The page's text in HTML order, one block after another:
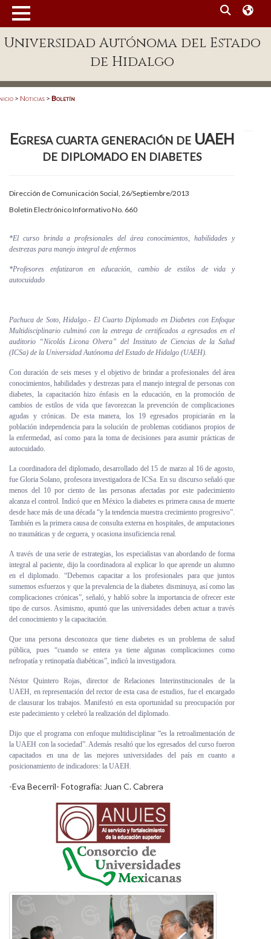
Enlaces
Patronato
Publicaciones en línea
Acreditación Internacional
Alumnado
Personal
Visitantes
Universidad Autónoma del Estado
de Hidalgo
> Noticias > Boletín
Egresa cuarta generación de UAEH
de diplomado en diabetes
Dirección de Comunicación Social, 26/Septiembre/2013
Boletín Electrónico Informativo No. 660
*El curso brinda a profesionales del área conocimientos, habilidades y
destrezas para manejo integral de enfermos
*Profesores enfatizaron en educación, cambio de estilos de vida y
autocuidado
Pachuca de Soto, Hidalgo.- El Cuarto Diplomado en Diabetes con Enfoque
Multidisciplinario culminó con la entrega de certificados a egresados en el
auditorio “Nicolás Licona Olvera” del Instituto de Ciencias de la Salud
(ICSa) de la Universidad Autónoma del Estado de Hidalgo (UAEH).
Con duración de seis meses y el objetivo de brindar a profesionales del área
conocimientos, habilidades y destrezas para el manejo integral de personas con
diabetes, la capacitación hizo énfasis en la educación, en la promoción de
cambios de estilos de vida que favorezcan la prevención de complicaciones
agudas y crónicas. De esta manera, los 19 egresados propiciarán en la
población independencia para la solución de problemas cotidianos propios de
la enfermedad, así como para la toma de decisiones para asumir prácticas de
autocuidado.
La coordinadora del diplomado, desarrollado del 15 de marzo al 16 de agosto,
fue Gloria Solano, profesora investigadora de ICSa. En su discurso señaló que
menos del 10 por ciento de las personas afectadas por este padecimiento
alcanza el control. Indicó que en México la diabetes es primera causa de muerte
desde hace más de una década “y la tendencia muestra crecimiento progresivo”.
También es la primera causa de consulta externa en hospitales, de amputaciones
no traumáticas y de ceguera, y ocasiona insuficiencia renal.
A través de una serie de estrategias, los especialistas van abordando de forma
integral al paciente, dijo la coordinadora al explicar lo que aprende un alumno
en el diplomado. “Debemos capacitar a los profesionales para que juntos
sumemos esfuerzos y que la prevalencia de la diabetes disminuya, así como las
complicaciones crónicas”, señaló, y habló sobre la importancia de ofrecer este
tipo de cursos. Asimismo, apuntó que las universidades deben actuar a través
del conocimiento y la capacitación.
Que una persona desconozca que tiene diabetes es un problema de salud
pública, pues “cuando se entera ya tiene algunas complicaciones como
nefropatía y retinopatía diabéticas”, indicó la investigadora.
Néstor Quintero Rojas, director de Relaciones Interinstitucionales de la
UAEH, en representación del rector de esta casa de estudios, fue el encargado
de clausurar los trabajos. Manifestó en esta oportunidad su preocupación por
este padecimiento y celebró la realización del diplomado.
Dijo que el programa con enfoque multidisciplinar “es la retroalimentación de
la UAEH con la sociedad”. Además resaltó que los egresados del curso fueron
capacitados en una de las mejores universidades del país en cuanto a
posicionamiento de indicadores: la UAEH.
-Eva Becerril- Fotografía: Juan C. Cabrera